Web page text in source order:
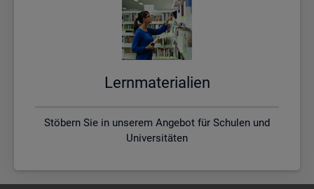
Lern­ma­te­ria­li­en
Stöbern Sie in unserem Angebot für Schulen und
Universitäten